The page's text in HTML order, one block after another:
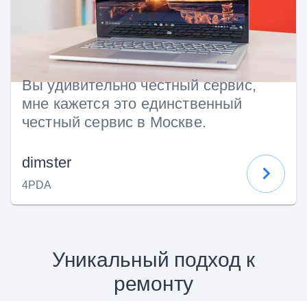
Вы удивительно честный сервис,
мне кажется это единственный
честный сервис в Москве.
dimster
4PDA
Уникальный подход к
ремонту